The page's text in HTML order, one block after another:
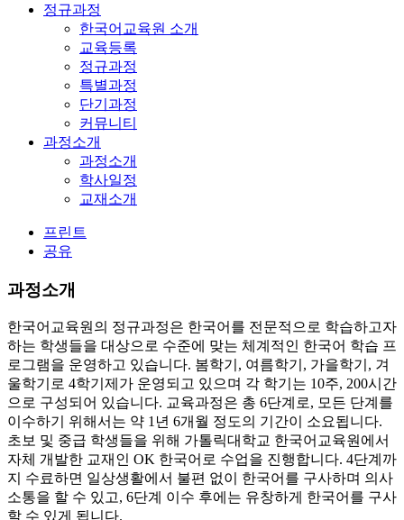
정규과정
한국어교육원 소개
교육등록
정규과정
특별과정
단기과정
커뮤니티
과정소개
과정소개
학사일정
교재소개
프린트
공유
과정소개
한국어교육원의 정규과정은 한국어를 전문적으로 학습하고자
하는 학생들을 대상으로 수준에 맞는 체계적인 한국어 학습 프
로그램을 운영하고 있습니다. 봄학기, 여름학기, 가을학기, 겨
울학기로 4학기제가 운영되고 있으며 각 학기는 10주, 200시간
으로 구성되어 있습니다. 교육과정은 총 6단계로, 모든 단계를
이수하기 위해서는 약 1년 6개월 정도의 기간이 소요됩니다.
초보 및 중급 학생들을 위해 가톨릭대학교 한국어교육원에서
자체 개발한 교재인 OK 한국어로 수업을 진행합니다. 4단계까
지 수료하면 일상생활에서 불편 없이 한국어를 구사하며 의사
소통을 할 수 있고, 6단계 이수 후에는 유창하게 한국어를 구사
할 수 있게 됩니다.